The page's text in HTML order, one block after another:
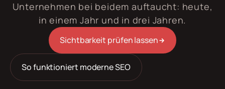
Unternehmen bei beidem auftaucht: heute,
in einem Jahr und in drei Jahren.
Sichtbarkeit prüfen lassen
So funktioniert moderne SEO